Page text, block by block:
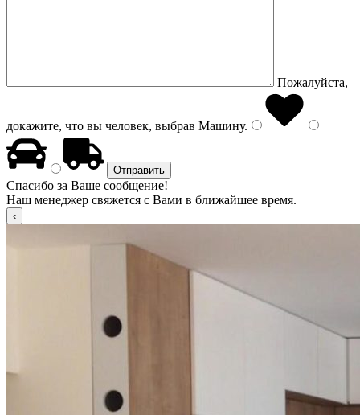
Пожалуйста,
докажите, что вы человек, выбрав Машину.
Спасибо за Ваше сообщение!
Наш менеджер свяжется с Вами в ближайшее время.